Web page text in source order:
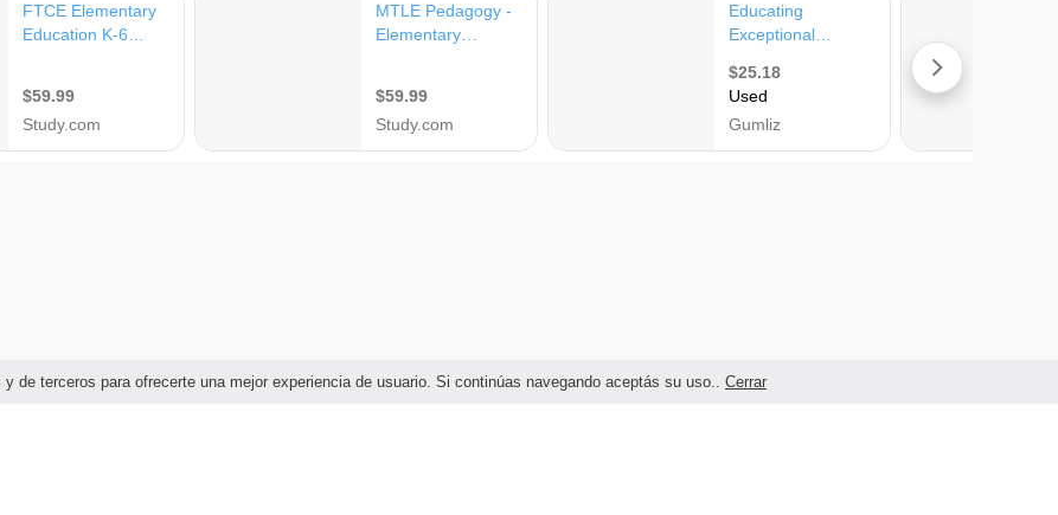
de terceros para ofrecerte una mejor experiencia de usuario. Si continúas navegando aceptás su uso.. Cerrar